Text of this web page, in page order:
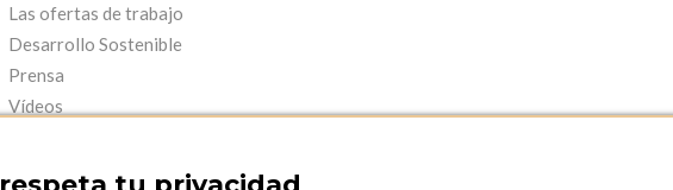
Las ofertas de trabajo
Desarrollo Sostenible
Prensa
Vídeos